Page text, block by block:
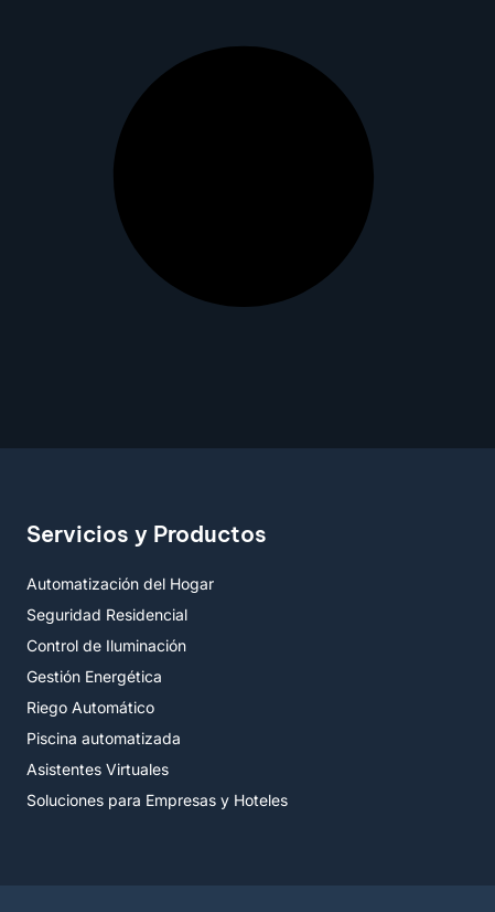
Servicios y Productos
Automatización del Hogar
Seguridad Residencial
Control de Iluminación
Gestión Energética
Riego Automático
Piscina automatizada
Asistentes Virtuales
Soluciones para Empresas y Hoteles